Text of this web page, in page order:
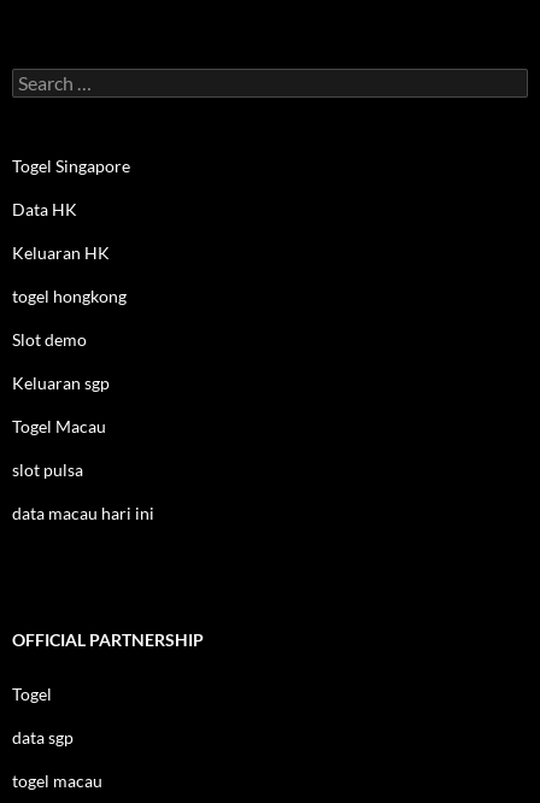
Search
for:
Togel Singapore
Data HK
Keluaran HK
togel hongkong
Slot demo
Keluaran sgp
Togel Macau
slot pulsa
data macau hari ini
OFFICIAL PARTNERSHIP
Togel
data sgp
togel macau